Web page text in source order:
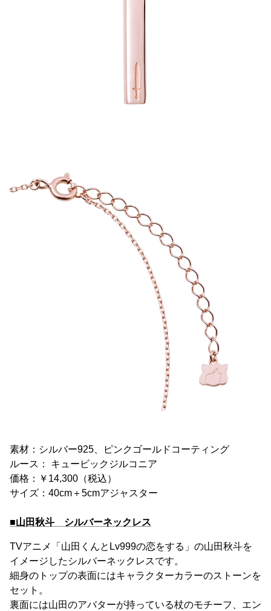
素材：シルバー925、ピンクゴールドコーティング
ルース： キュービックジルコニア
価格：￥14,300（税込）
サイズ：40cm＋5cmアジャスター
■山田秋斗 シルバーネックレス
TVアニメ「山田くんとLv999の恋をする」の山田秋斗を
イメージしたシルバーネックレスです。
細身のトップの表面にはキャラクターカラーのストーンを
セット。
裏面には山田のアバターが持っている杖のモチーフ、エン